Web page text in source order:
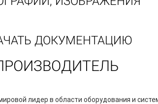
ДОКУМЕНТАЦИЮ
лидер в области оборудования и